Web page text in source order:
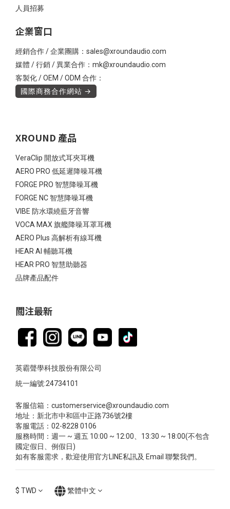
人員招募
企業窗口
經銷合作 / 企業團購：sales@xroundaudio.com
媒體 / 行銷 / 異業合作：mk@xroundaudio.com
客製化 / OEM / ODM 合作：
國際商務合作網站 →
XROUND 產品
VeraClip 開放式耳夾耳機
AERO PRO 低延遲降噪耳機
FORGE PRO 智慧降噪耳機
FORGE NC 智慧降噪耳機
VIBE 防水環繞藍牙音響
VOCA MAX 旗艦降噪耳罩耳機
AERO Plus 高解析有線耳機
HEAR AI 輔聽耳機
HEAR PRO 智慧助聽器
品牌產品配件
關注最新
英霸聲學科技股份有限公司
統一編號:24734101
客服信箱：customerservice@xroundaudio.com
地址：新北市中和區中正路736號2樓
客服電話：02-8228 0106
服務時間：週一 ~ 週五 10:00 ~ 12:00、13:30 ~ 18:00(不包含
國定假日、例假日)
如有客服需求，歡迎使用官方LINE私訊及 Email 聯繫我們。
$ TWD 繁體中文